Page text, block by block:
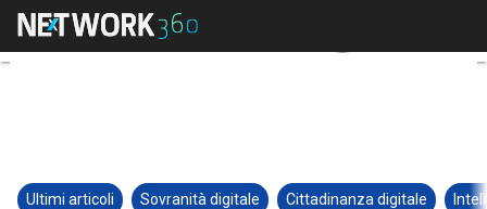
Ultimi articoli Sovranità digitale Cittadinanza digitale